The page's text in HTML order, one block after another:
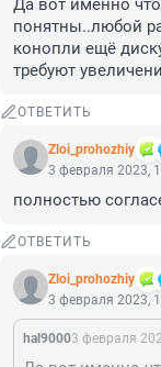
Да вот именно
понятны..любой
конопли ещё
требуют
ОТВЕТИТЬ
Zloi_prohozhiy
3 февраля 2023,
полностью
ОТВЕТИТЬ
Zloi_prohozhiy
3 февраля 2023,
hal90003 февраля